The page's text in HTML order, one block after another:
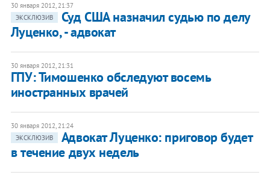
30 января 2012, 21:37
ЭКСКЛЮЗИВ
Суд США назначил судью по делу
Луценко, - адвокат
30 января 2012, 21:31
ГПУ: Тимошенко обследуют восемь
иностранных врачей
30 января 2012, 21:24
ЭКСКЛЮЗИВ
Адвокат Луценко: приговор будет
в течение двух недель